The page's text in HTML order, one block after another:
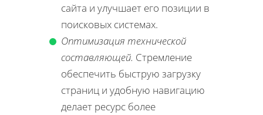
сайта и улучшает его позиции в
поисковых системах.
Оптимизация технической
составляющей. Стремление
обеспечить быструю загрузку
страниц и удобную навигацию
делает ресурс более